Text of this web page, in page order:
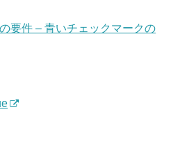
要件 – 青いチェックマークの